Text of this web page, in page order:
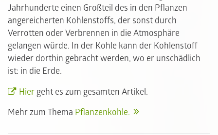
Jahrhunderte einen Großteil des in den Pflanzen
angereicherten Kohlenstoffs, der sonst durch
Verrotten oder Verbrennen in die Atmosphäre
gelangen würde. In der Kohle kann der Kohlenstoff
wieder dorthin gebracht werden, wo er unschädlich
ist: in die Erde.
Hier geht es zum gesamten Artikel.
Mehr zum Thema Pflanzenkohle.